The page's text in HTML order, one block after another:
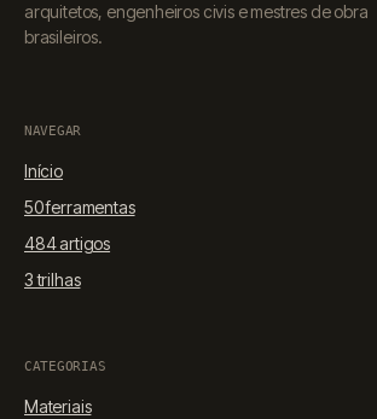
arquitetos, engenheiros civis e mestres de obra
brasileiros.
NAVEGAR
Início
50 ferramentas
484 artigos
3 trilhas
CATEGORIAS
Materiais